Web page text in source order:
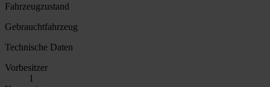
Fahrzeugzustand
Gebrauchtfahrzeug
Technische Daten
Vorbesitzer
1